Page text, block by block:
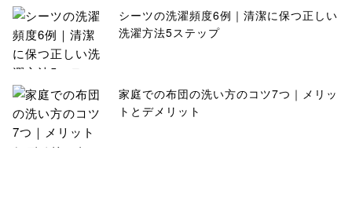
シーツの洗濯頻度6例｜清潔に保つ正しい
洗濯方法5ステップ
家庭での布団の洗い方のコツ7つ｜メリッ
トとデメリット